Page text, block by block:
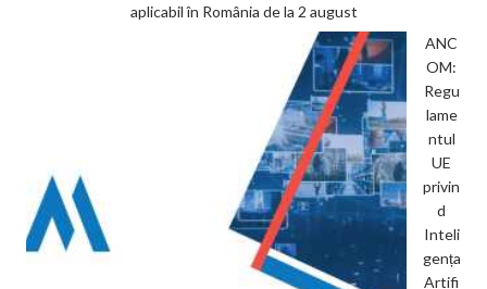
aplicabil în România de la 2 august
ANC
OM:
Regu
lame
ntul
UE
privin
d
Inteli
gența
Artifi